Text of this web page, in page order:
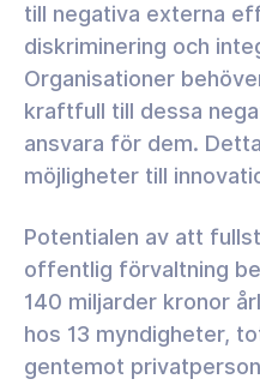
till negativa externa
diskriminering och
Organisationer
kraftfull till dessa
ansvara för dem.
möjligheter till
Potentialen av att
offentlig förvaltning
140 miljarder kronor
hos 13 myndigheter,
gentemot